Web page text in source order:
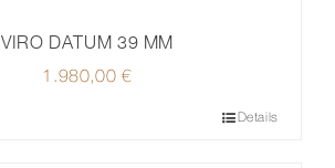
VIRO DATUM 39 MM
1.980,00€
Details